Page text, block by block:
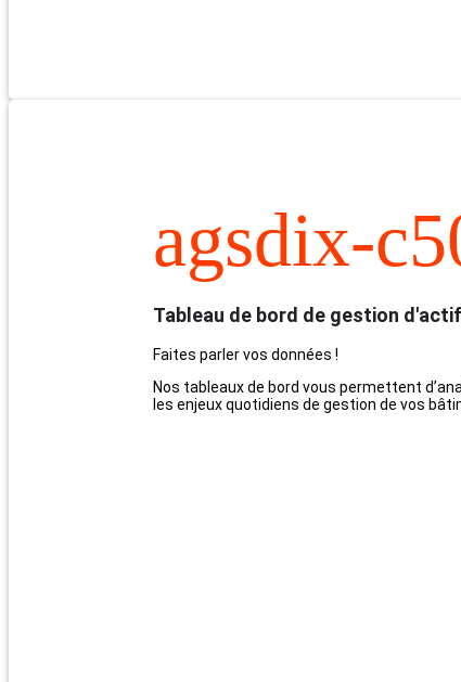
agsdix-
Tableau de bord de gestion
Faites parler vos données !
Nos tableaux de bord vous permettent
les enjeux quotidiens de gestion de vos